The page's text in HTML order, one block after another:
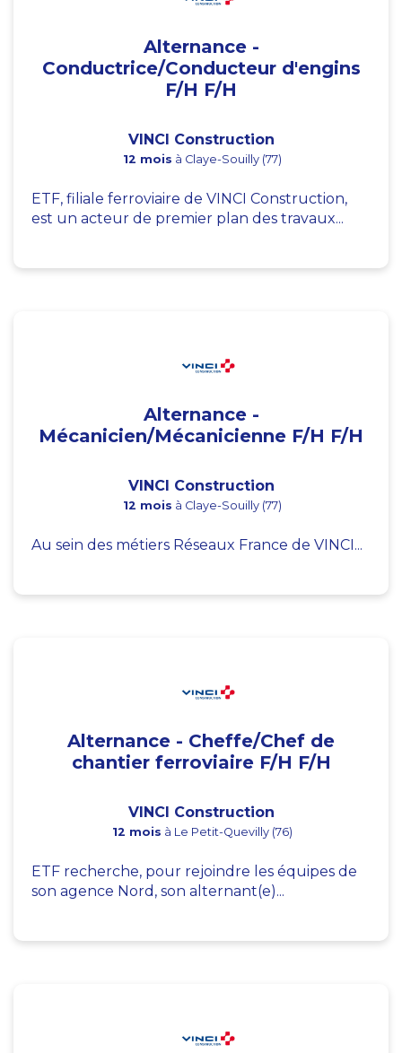
Alternance -
Conductrice/Conducteur d'engins
F/H F/H
VINCI Construction
12 mois à Claye-Souilly (77)
ETF, filiale ferroviaire de VINCI Construction,
est un acteur de premier plan des travaux...
Alternance -
Mécanicien/Mécanicienne F/H F/H
VINCI Construction
12 mois à Claye-Souilly (77)
Au sein des métiers Réseaux France de VINCI...
Alternance - Cheffe/Chef de
chantier ferroviaire F/H F/H
VINCI Construction
12 mois à Le Petit-Quevilly (76)
ETF recherche, pour rejoindre les équipes de
son agence Nord, son alternant(e)...